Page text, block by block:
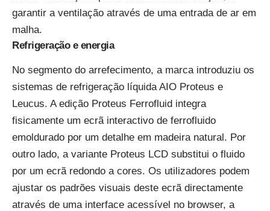
garantir a ventilação através de uma entrada de ar em
malha.
Refrigeração e energia
No segmento do arrefecimento, a marca introduziu os
sistemas de refrigeração líquida AIO Proteus e
Leucus. A edição Proteus Ferrofluid integra
fisicamente um ecrã interactivo de ferrofluido
emoldurado por um detalhe em madeira natural. Por
outro lado, a variante Proteus LCD substitui o fluido
por um ecrã redondo a cores. Os utilizadores podem
ajustar os padrões visuais deste ecrã directamente
através de uma interface acessível no browser, a